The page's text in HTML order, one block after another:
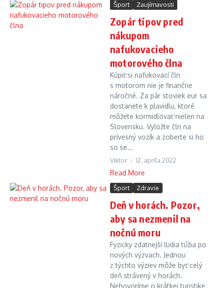
Šport Zaujímavosti
Zopár tipov pred
nákupom
nafukovacieho
motorového člna
Kúpiť si nafukovací čln
s motorom nie je finančne
náročné. Za pár stoviek eur sa
dostanete k plavidlu, ktoré
môžete kormidlovať nielen na
Slovensku. Vyložte čln na
prívesný vozík a zoberte si ho
so se...
Viktor 12. apríla 2022
Read More
Šport Zdravie
Deň v horách. Pozor,
aby sa nezmenil na
nočnú moru
Fyzicky zdatnejší ľudia túžia po
nových výzvach. Jednou
z týchto výziev môže byť celý
deň strávený v horách.
Nehovoríme o krátkej turistike